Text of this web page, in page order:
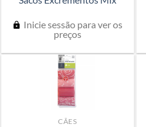
Inicie sessão para ver os
preços
CÃES